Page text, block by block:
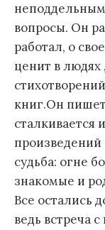
вопросы. Он
работал, о
ценит в людях
книг.Он
сталкивается
судьба: огне
знакомые и
Все остались
ведь встреча